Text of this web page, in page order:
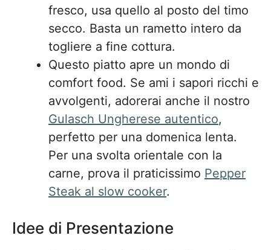
fresco, usa quello al posto del timo
secco. Basta un rametto intero da
togliere a fine cottura.
Questo piatto apre un mondo di
comfort food. Se ami i sapori ricchi e
avvolgenti, adorerai anche il nostro
Gulasch Ungherese autentico,
perfetto per una domenica lenta.
Per una svolta orientale con la
carne, prova il praticissimo Pepper
Steak al slow cooker.
Idee di Presentazione